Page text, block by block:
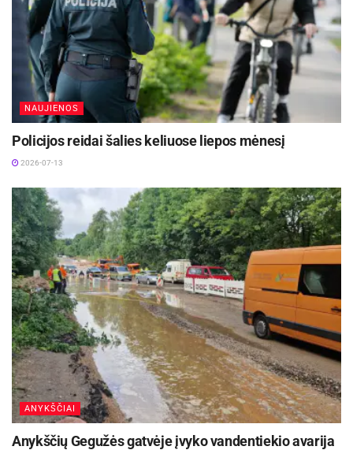
NAUJIENOS
Policijos reidai šalies keliuose liepos mėnesį
2026-07-13
ANYKŠČIAI
Anykščių Gegužės gatvėje įvyko vandentiekio avarija